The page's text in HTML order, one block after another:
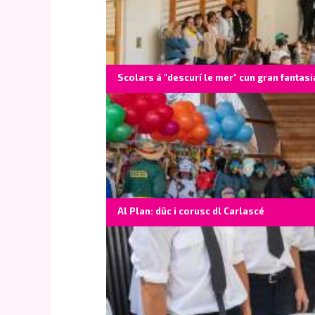
Scolars á "descurí le mer" cun gran
Al Plan: düc i corusc dl Carlascé